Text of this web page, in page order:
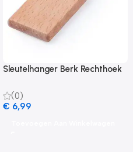
Sleutelhanger Berk Rechthoek
(0)
€ 6,99